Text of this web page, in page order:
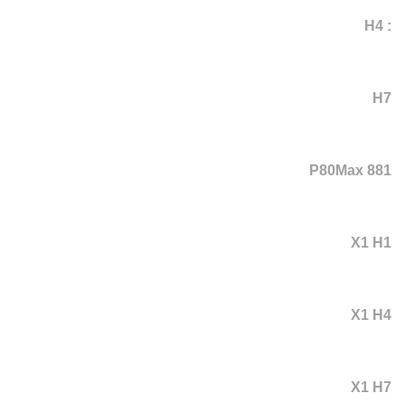
: H4
H7
P80Max 881
X1 H1
X1 H4
X1 H7